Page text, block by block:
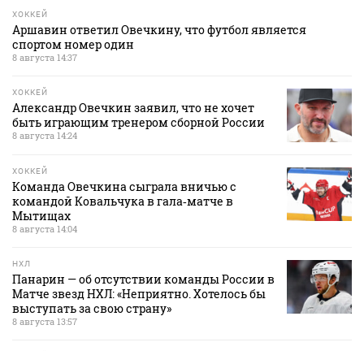
ХОККЕЙ
Аршавин ответил Овечкину, что футбол является
спортом номер один
8 августа 14:37
ХОККЕЙ
Александр Овечкин заявил, что не хочет
быть играющим тренером сборной России
8 августа 14:24
ХОККЕЙ
Команда Овечкина сыграла вничью с
командой Ковальчука в гала‑матче в
Мытищах
8 августа 14:04
НХЛ
Панарин — об отсутствии команды России в
Матче звезд НХЛ: «Неприятно. Хотелось бы
выступать за свою страну»
8 августа 13:57